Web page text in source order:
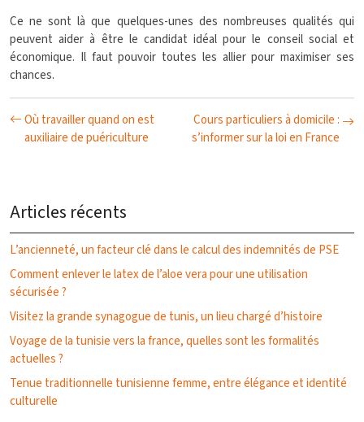
Ce ne sont là que quelques-unes des nombreuses qualités qui
peuvent aider à être le candidat idéal pour le conseil social et
économique. Il faut pouvoir toutes les allier pour maximiser ses
chances.
Où travailler quand on est
auxiliaire de puériculture
Cours particuliers à domicile :
s’informer sur la loi en France
Articles récents
L’ancienneté, un facteur clé dans le calcul des indemnités de PSE
Comment enlever le latex de l’aloe vera pour une utilisation
sécurisée ?
Visitez la grande synagogue de tunis, un lieu chargé d’histoire
Voyage de la tunisie vers la france, quelles sont les formalités
actuelles ?
Tenue traditionnelle tunisienne femme, entre élégance et identité
culturelle